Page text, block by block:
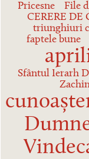
Pricesne
File
CERERE DE
triunghiuri
faptele bune
Sfântul Ierarh